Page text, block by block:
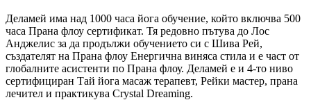
Деламей има над 1000 часа йога обучение, който включва 500
часа Прана флоу сертификат. Тя редовно пътува до Лос
Анджелис за да продължи обучението си с Шива Рей,
създателят на Прана флоу Енергична виняса стила и е част от
глобалните асистенти по Прана флоу. Деламей е и 4-то ниво
сертифициран Тай йога масаж терапевт, Рейки мастер, прана
лечител и практикува Crystal Dreaming.